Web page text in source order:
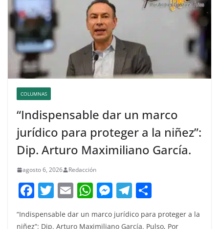
COLUMNAS
“Indispensable dar un marco
jurídico para proteger a la niñez”:
Dip. Arturo Maximiliano García.
agosto 6, 2026 Redacción
F
c
T
w
itt
E
ai
W
at
M
e
ss
T
e m
“Indispensable dar un marco jurídico para proteger a la
niñez”: Dip. Arturo Maximiliano García. Pulso, Por